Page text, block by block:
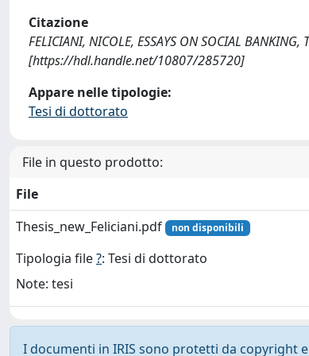
Citazione
FELICIANI, NICOLE, ESSAYS ON SOCIAL
[https://hdl.handle.net/10807/285720]
Appare nelle tipologie:
Tesi di dottorato
File in questo prodotto:
File
Thesis_new_Feliciani.pdf
non disponibili
Tipologia file?: Tesi di dottorato
Note: tesi
I documenti in IRIS sono protetti da copyright